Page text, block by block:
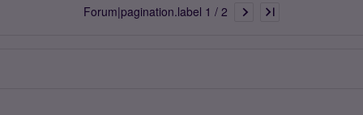
Forum|pagination.label 1 / 2